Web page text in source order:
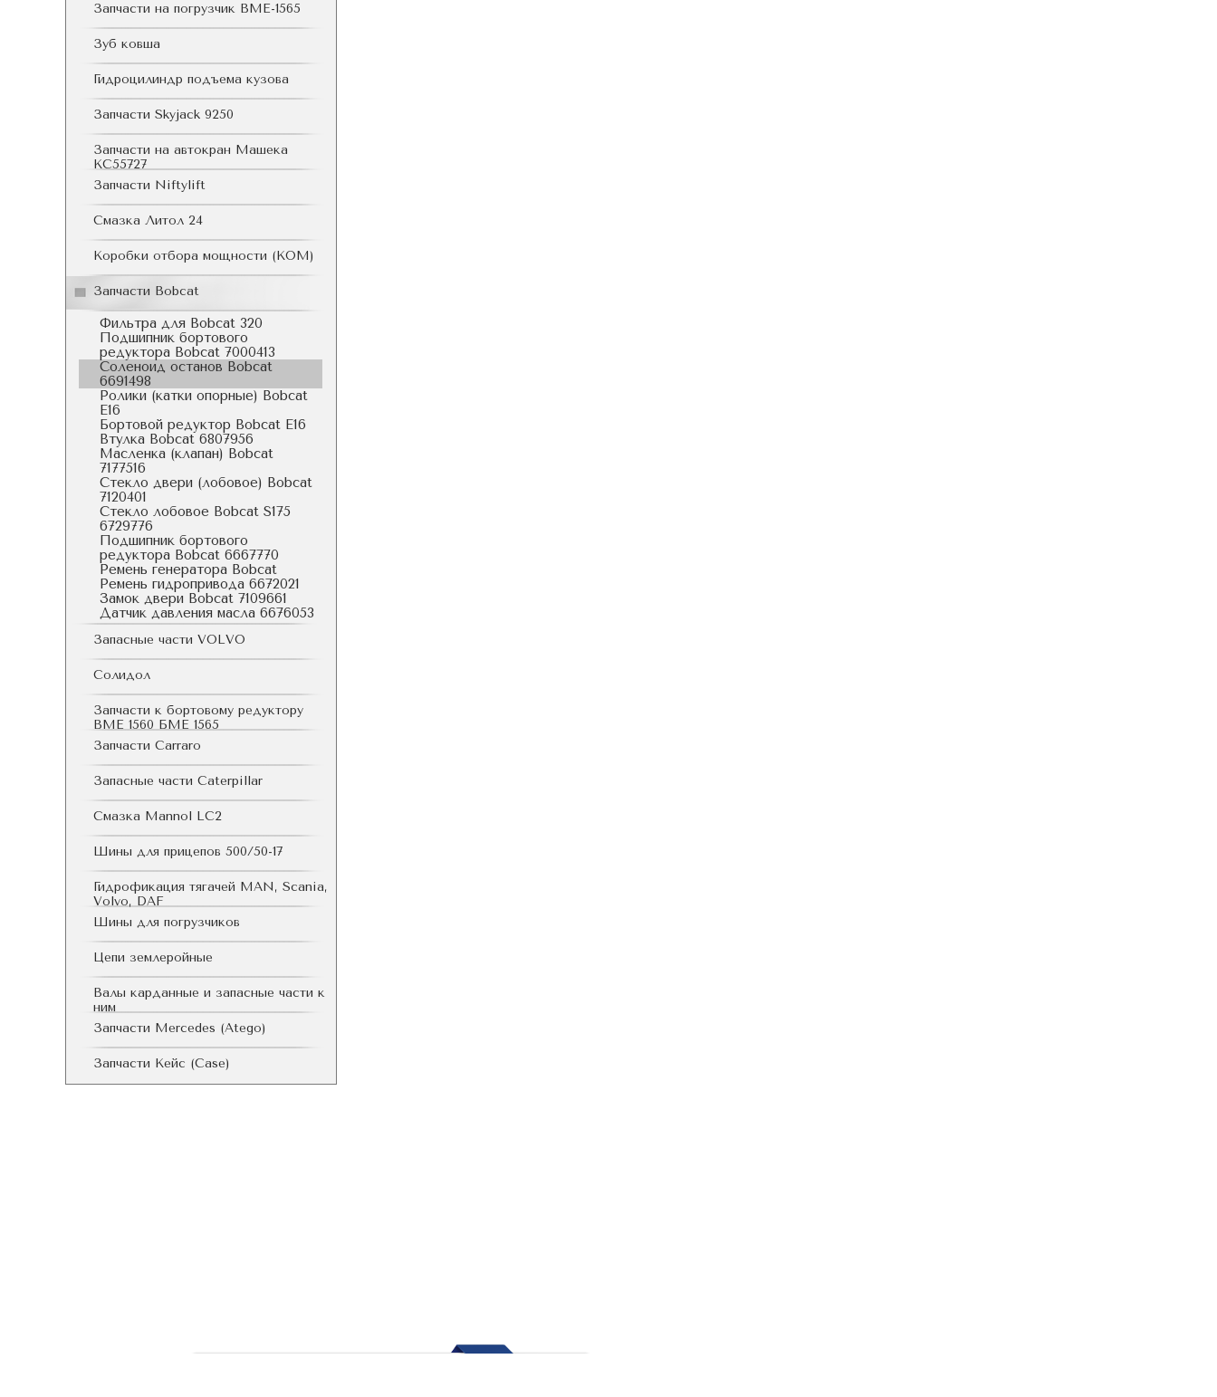
Запчасти на погрузчик ВМЕ-1565
Зуб ковша
Гидроцилиндр подъема кузова
Запчасти Skyjack 9250
Запчасти на автокран Машека
КС55727
Запчасти Niftylift
Смазка Литол 24
Коробки отбора мощности (КОМ)
Запчасти Bobcat
Фильтра для Bobcat 320
Подшипник бортового
редуктора Bobcat 7000413
Соленоид останов Bobcat
6691498
Ролики (катки опорные) Bobcat
E16
Бортовой редуктор Bobcat E16
Втулка Bobcat 6807956
Масленка (клапан) Bobcat
7177516
Стекло двери (лобовое) Bobcat
7120401
Стекло лобовое Bobcat S175
6729776
Подшипник бортового
редуктора Bobcat 6667770
Ремень генератора Bobcat
Ремень гидропривода 6672021
Замок двери Bobcat 7109661
Датчик давления масла 6676053
Запасные части VOLVO
Солидол
Запчасти к бортовому редуктору
ВМЕ 1560 БМЕ 1565
Запчасти Carraro
Запасные части Caterpillar
Смазка Mannol LC2
Шины для прицепов 500/50-17
Гидрофикация тягачей MAN, Scania,
Volvo, DAF
Шины для погрузчиков
Цепи землеройные
Валы карданные и запасные части к
ним
Запчасти Mercedes (Atego)
Запчасти Кейс (Case)